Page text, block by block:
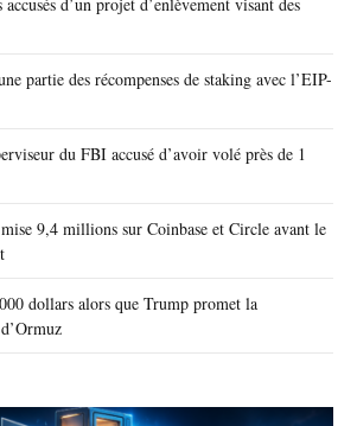
partie des récompenses de staking avec l’EIP-
du FBI accusé d’avoir volé près de 1
9,4 millions sur Coinbase et Circle avant le
dollars alors que Trump promet la